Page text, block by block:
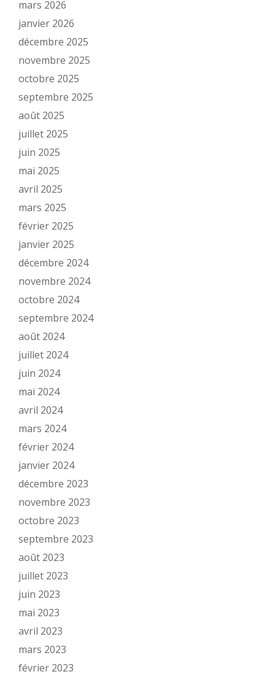
mars 2026
janvier 2026
décembre 2025
novembre 2025
octobre 2025
septembre 2025
août 2025
juillet 2025
juin 2025
mai 2025
avril 2025
mars 2025
février 2025
janvier 2025
décembre 2024
novembre 2024
octobre 2024
septembre 2024
août 2024
juillet 2024
juin 2024
mai 2024
avril 2024
mars 2024
février 2024
janvier 2024
décembre 2023
novembre 2023
octobre 2023
septembre 2023
août 2023
juillet 2023
juin 2023
mai 2023
avril 2023
mars 2023
février 2023